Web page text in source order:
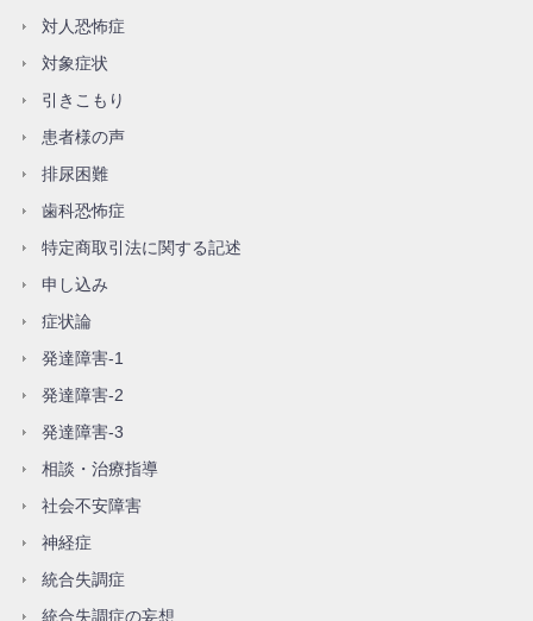
対人恐怖症
対象症状
引きこもり
患者様の声
排尿困難
歯科恐怖症
特定商取引法に関する記述
申し込み
症状論
発達障害-1
発達障害-2
発達障害-3
相談・治療指導
社会不安障害
神経症
統合失調症
統合失調症の妄想